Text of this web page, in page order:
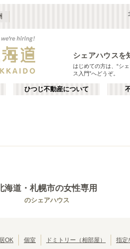
シェアハウスを
はじめての方は、“シ
ス入門”へどうぞ。
ひつじ不動産について
JR札沼線 (2
ぱ行
わ行
海道 ・札幌市の女性専用
のシェアハウス
OK 個室 ドミトリー（相部屋） 指定